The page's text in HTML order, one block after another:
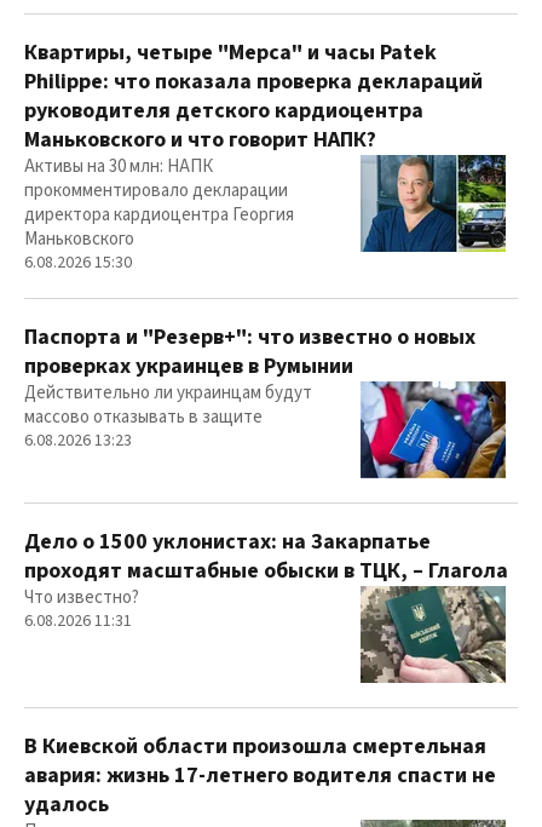
Квартиры, четыре "Мерса" и часы Patek
Philippe: что показала проверка деклараций
руководителя детского кардиоцентра
Маньковского и что говорит НАПК?
Активы на 30 млн: НАПК
прокомментировало декларации
директора кардиоцентра Георгия
Маньковского
6.08.2026 15:30
Паспорта и "Резерв+": что известно о новых
проверках украинцев в Румынии
Действительно ли украинцам будут
массово отказывать в защите
6.08.2026 13:23
Дело о 1500 уклонистах: на Закарпатье
проходят масштабные обыски в ТЦК, – Глагола
Что известно?
6.08.2026 11:31
В Киевской области произошла смертельная
авария: жизнь 17-летнего водителя спасти не
удалось